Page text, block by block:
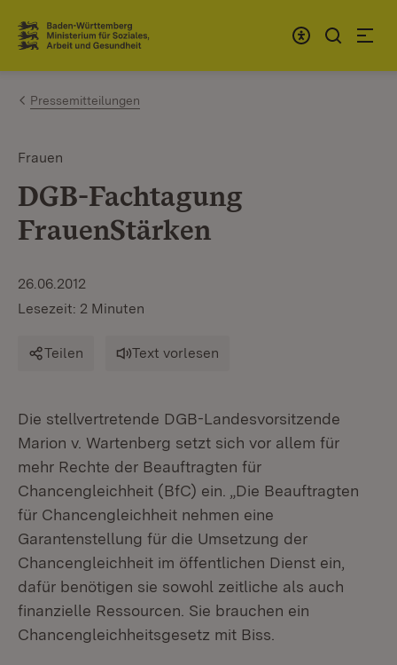
Zum Inhalt springen
Link zur Startseite
Pressemitteilungen
Frauen
DGB-Fachtagung
FrauenStärken
26.06.2012
Lesezeit: 2 Minuten
Teilen Text vorlesen
Die stellvertretende DGB-Landesvorsitzende
Marion v. Wartenberg setzt sich vor allem für
mehr Rechte der Beauftragten für
Chancengleichheit (BfC) ein. „Die Beauftragten
für Chancengleichheit nehmen eine
Garantenstellung für die Umsetzung der
Chancengleichheit im öffentlichen Dienst ein,
dafür benötigen sie sowohl zeitliche als auch
finanzielle Ressourcen. Sie brauchen ein
Chancengleichheitsgesetz mit Biss.